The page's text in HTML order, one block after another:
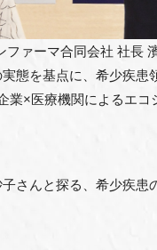
ァーマ合同会社 社長
態を基点に、希少疾患
×医療機関によるエコ
さんと探る、希少疾患